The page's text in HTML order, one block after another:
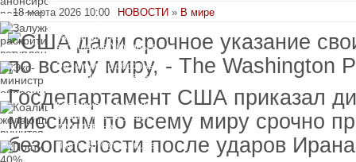
раскритиковал
вступление Украины в
другие варианты
Экс-министр обороны
и бывший секретарь
новую "вкусную"
должность
Коалиция желающих
рушится из-за ухода
двух главных
Почти 40% украинцев
планируют сменить
18 марта 2026 10:00 НОВОСТИ » В мире
Госдепартамент США приказал
миссиям по всему миру срочно
безопасности после ударов